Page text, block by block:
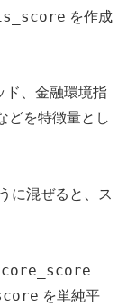
を作成
ド、金融環境指
どを特徴量とし
に混ぜると、ス
core_score
を単純平